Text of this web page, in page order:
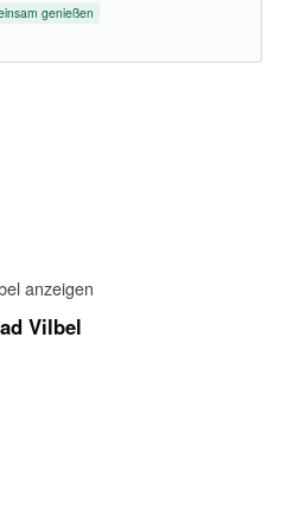
genießen
anzeigen
Vilbel